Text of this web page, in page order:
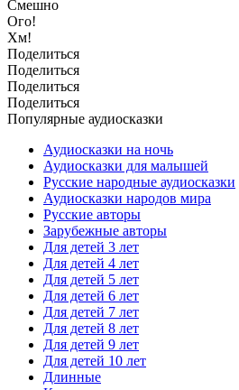
Смешно
Ого!
Хм!
Поделиться
Поделиться
Поделиться
Поделиться
Популярные аудиосказки
Аудиосказки на ночь
Аудиосказки для малышей
Русские народные аудиосказки
Аудиосказки народов мира
Русские авторы
Зарубежные авторы
Для детей 3 лет
Для детей 4 лет
Для детей 5 лет
Для детей 6 лет
Для детей 7 лет
Для детей 8 лет
Для детей 9 лет
Для детей 10 лет
Длинные